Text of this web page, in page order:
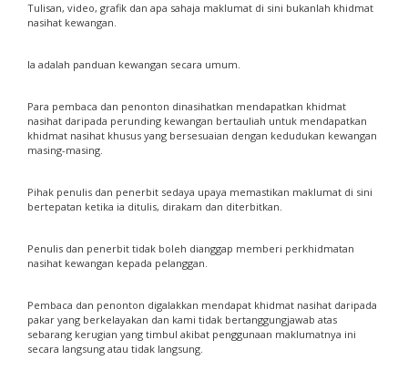
Tulisan, video, grafik dan apa sahaja maklumat di sini bukanlah khidmat
nasihat kewangan.
Ia adalah panduan kewangan secara umum.
Para pembaca dan penonton dinasihatkan mendapatkan khidmat
nasihat daripada perunding kewangan bertauliah untuk mendapatkan
khidmat nasihat khusus yang bersesuaian dengan kedudukan kewangan
masing-masing.
Pihak penulis dan penerbit sedaya upaya memastikan maklumat di sini
bertepatan ketika ia ditulis, dirakam dan diterbitkan.
Penulis dan penerbit tidak boleh dianggap memberi perkhidmatan
nasihat kewangan kepada pelanggan.
Pembaca dan penonton digalakkan mendapat khidmat nasihat daripada
pakar yang berkelayakan dan kami tidak bertanggungjawab atas
sebarang kerugian yang timbul akibat penggunaan maklumatnya ini
secara langsung atau tidak langsung.